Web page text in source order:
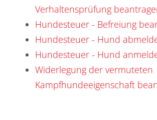
Verhaltensprüfung
Hundesteuer - Befreiung
Hundesteuer - Hund
Hundesteuer - Hund
Widerlegung der vermuteten
Kampfhundeeigenschaft